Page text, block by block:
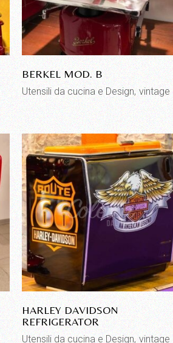
BERKEL MOD. B
Utensili da cucina e Design vintage
HARLEY DAVIDSON
REFRIGERATOR
Utensili da cucina e Design vintage